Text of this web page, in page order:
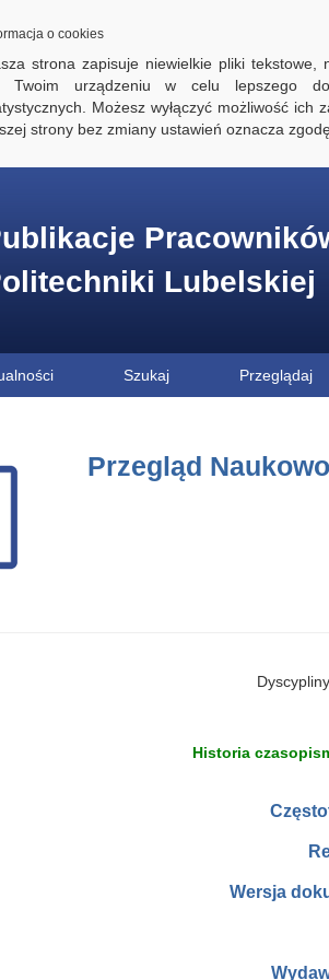
o cookies
strona zapisuje niewielkie pliki tekstowe,
Twoim urządzeniu w celu lepszego
Możesz wyłączyć możliwość ich
strony bez zmiany ustawień oznacza
Lubelskiej
Szukaj Przeglądaj
Przegląd
Historia
Wersja